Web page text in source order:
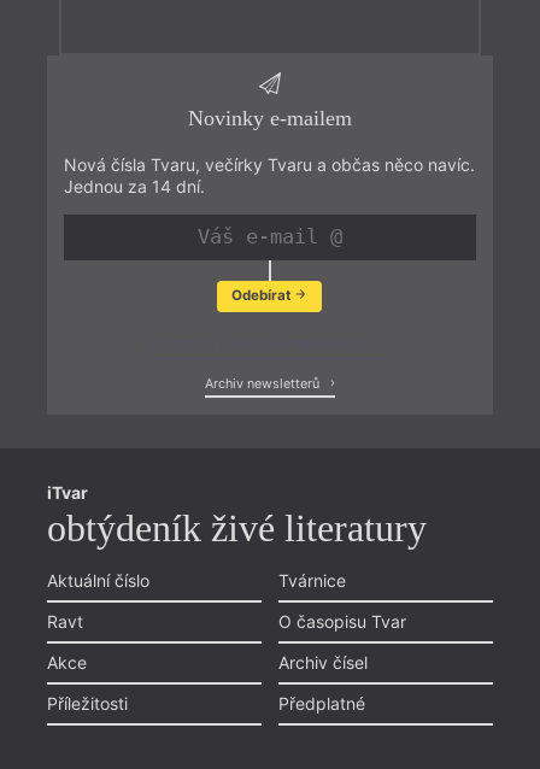
Novinky e-mailem
Nová čísla Tvaru, večírky Tvaru a občas něco navíc.
Jednou za 14 dní.
Odebírat
Archiv newsletterů
iTvar
obtýdeník živé literatury
Aktuální číslo
Ravt
Akce
Příležitosti
Tvárnice
O časopisu Tvar
Archiv čísel
Předplatné